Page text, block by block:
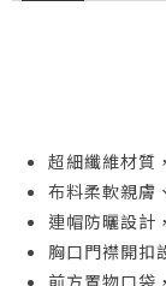
超細纖維材質
布料柔軟親膚
連帽防曬設計
胸口門襟開扣
前方置物口袋